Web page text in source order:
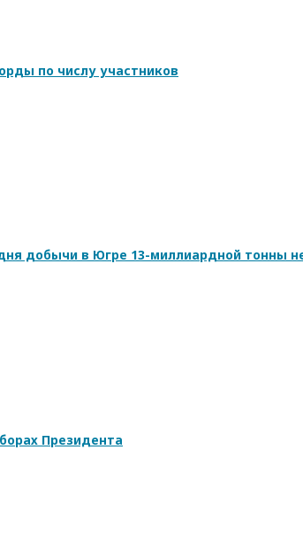
по числу участников
добычи в Югре 13-миллиардной тонны
Президента